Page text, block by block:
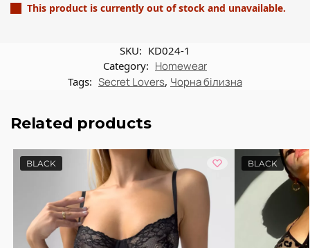
This product is currently out of stock and unavailable.
SKU: КD024-1
Category: Homewear
Tags: Secret Lovers, Чорна білизна
Related products
BLACK BLACK